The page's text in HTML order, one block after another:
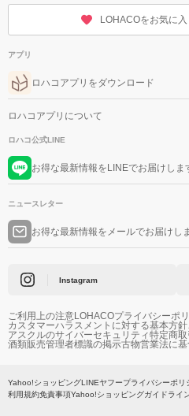
LOHACOをお気に
アプリ
ロハコアプリをダウンロード
ロハコアプリについて
ロハコ公式LINE
お得な最新情報をLINEでお届けしま
ニュースレター
お得な最新情報をメールでお届けし
Instagram
ご利用上の注意LOHACOプライバシーポ
カスタマーハラスメントに対する基本方針
アスクルのサイバーセキュリティ特定商
酒類販売管理者標識の掲示古物営業法に
Yahoo!ショッピングLINEヤフープライバシーポリ
利用規約免責事項Yahoo!ショッピングガイドライ